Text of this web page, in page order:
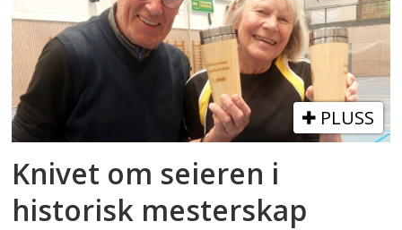
PLUSS
Knivet om seieren i
historisk mesterskap